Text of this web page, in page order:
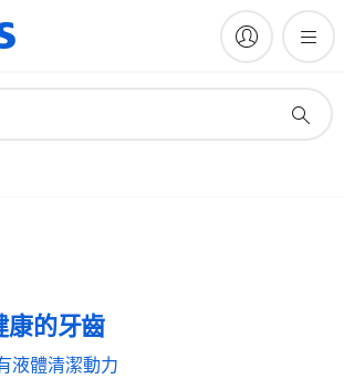
康的牙齒
液體清潔動力